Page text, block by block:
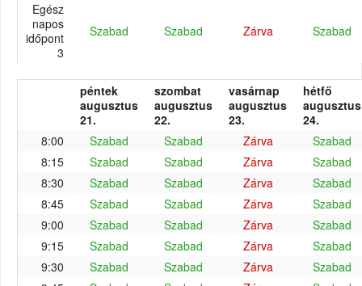
Egész
napos
időpont
3
Szabad Szabad Zárva Szabad
péntek
augusztus
21.
szombat
augusztus
22.
vasárnap
augusztus
23.
hétfő
augusztus
24.
8:00
Szabad Szabad Zárva
Szabad
8:15
Szabad Szabad Zárva
Szabad
8:30
Szabad Szabad Zárva
Szabad
8:45
Szabad Szabad Zárva
Szabad
9:00
Szabad Szabad Zárva
Szabad
9:15
Szabad Szabad Zárva
Szabad
9:30
Szabad Szabad Zárva
Szabad